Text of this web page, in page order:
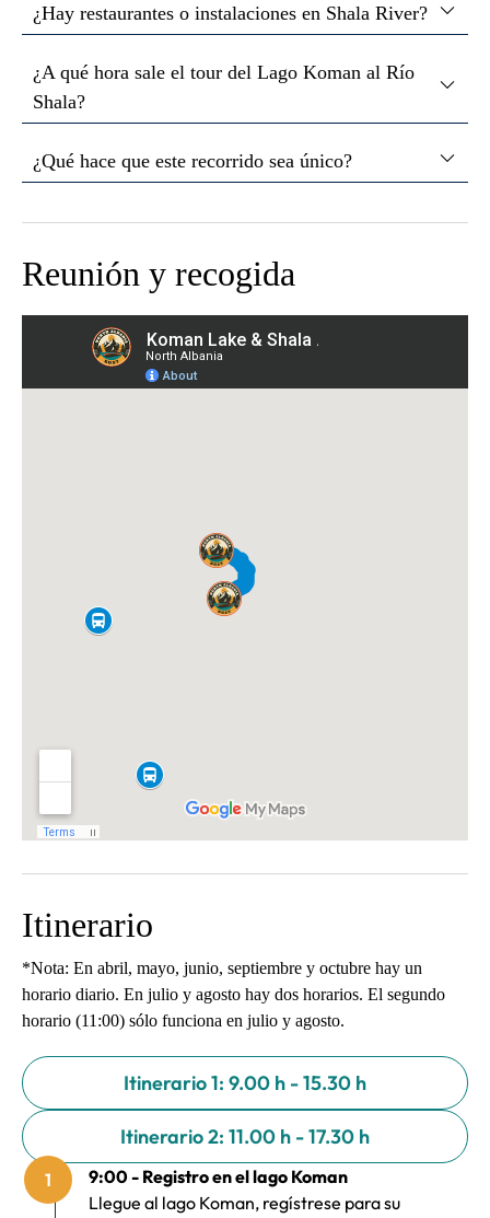
¿Hay restaurantes o instalaciones en Shala River?
¿A qué hora sale el tour del Lago Koman al Río
Shala?
¿Qué hace que este recorrido sea único?
Reunión y recogida
Itinerario
*Nota: En abril, mayo, junio, septiembre y octubre hay un
horario diario. En julio y agosto hay dos horarios. El segundo
horario (11:00) sólo funciona en julio y agosto.
Itinerario 1: 9.00 h - 15.30 h
Itinerario 2: 11.00 h - 17.30 h
1
9:00 - Registro en el lago Koman
Llegue al lago Koman, regístrese para su